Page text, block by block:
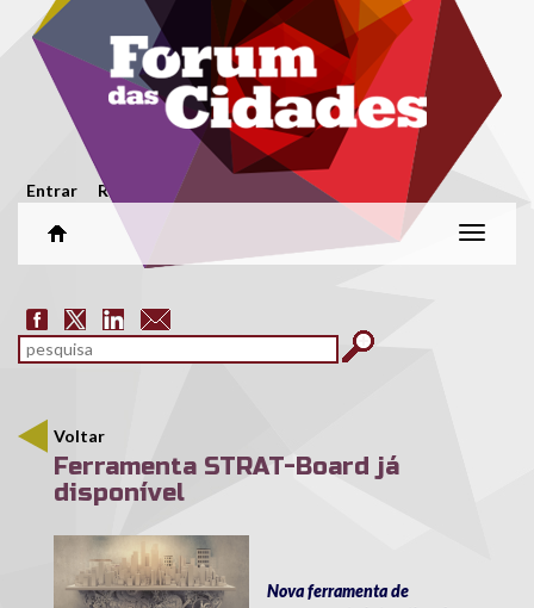
Passar para o conteúdo principal
Menu secundário
Entrar Registar
Alterar
Formulário de pesquisa
pesquisar
Voltar
Ferramenta STRAT-Board já
disponível
strat_board.jpg
Nova ferramenta de